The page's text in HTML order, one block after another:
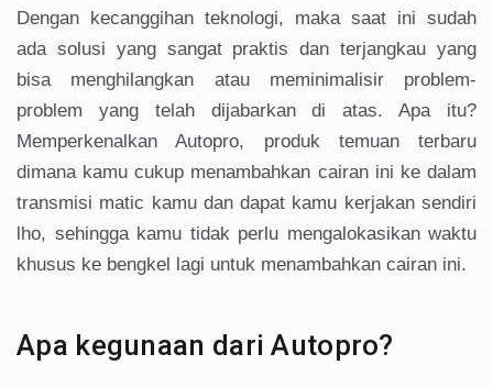
Dengan kecanggihan teknologi, maka saat ini sudah
ada solusi yang sangat praktis dan terjangkau yang
bisa menghilangkan atau meminimalisir problem-
problem yang telah dijabarkan di atas. Apa itu?
Memperkenalkan Autopro, produk temuan terbaru
dimana kamu cukup menambahkan cairan ini ke dalam
transmisi matic kamu dan dapat kamu kerjakan sendiri
lho, sehingga kamu tidak perlu mengalokasikan waktu
khusus ke bengkel lagi untuk menambahkan cairan ini.
Apa kegunaan dari Autopro?